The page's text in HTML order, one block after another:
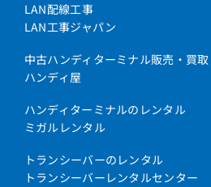
LAN配線工事
LAN工事ジャパン
中古ハンディターミナル販売・買取
ハンディ屋
ハンディターミナルのレンタル
ミガルレンタル
トランシーバーのレンタル
トランシーバーレンタルセンター